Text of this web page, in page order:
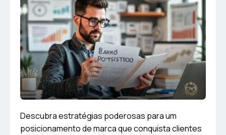
Descubra estratégias poderosas para um
posicionamento de marca que conquista clientes